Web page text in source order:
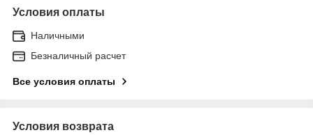
Условия оплаты
Наличными
Безналичный расчет
Все условия оплаты
Условия возврата